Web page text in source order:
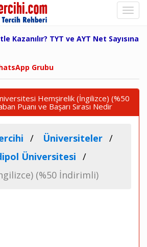
Kazanılır? TYT ve AYT Net Sayısına
Grubu
Hemşirelik (İngilizce) (%50
Puanı ve Başarı Sırası Nedir
Üniversiteler
Üniversitesi
(%50 İndirimli)